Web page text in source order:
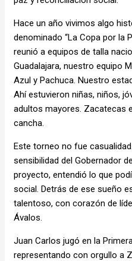
Hace un año vivimos algo
denominado “La Copa por la
reunió a equipos de talla
Guadalajara, nuestro equipo
Azul y Pachuca. Nuestro
Ahí estuvieron niñas, niños,
adultos mayores. Zacatecas
cancha.
Este torneo no fue
sensibilidad del Gobernador
proyecto, entendió lo que
social. Detrás de ese sueño
talentoso, con corazón de
Ávalos.
Juan Carlos jugó en la
representando con orgullo a